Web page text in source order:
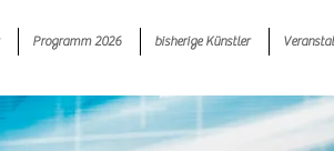
Programm 2026 bisherige Künstler